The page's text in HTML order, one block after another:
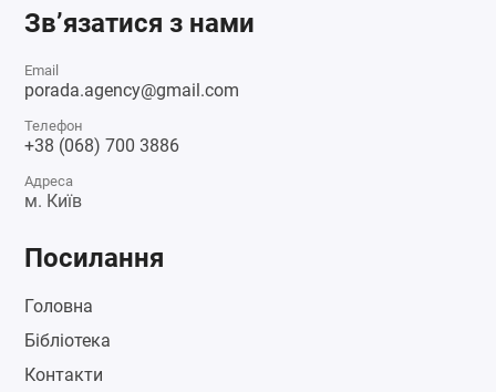
Зв’язатися з нами
Email
porada.agency@gmail.com
Телефон
+38 (068) 700 3886
Адреса
м. Київ
Посилання
Головна
Бібліотека
Контакти